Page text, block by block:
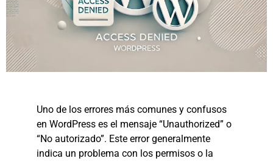
Uno de los errores más comunes y confusos
en WordPress es el mensaje “Unauthorized” o
“No autorizado”. Este error generalmente
indica un problema con los permisos o la